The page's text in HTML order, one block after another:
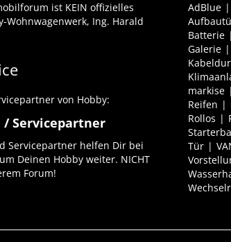
ist KEIN offizielles
Wohnwagenwerk, Ing. Harald
von Hobby:
/ Servicepartner
Servicepartner helfen Dir bei
Deinen Hobby weiter. NICHT
Forum!
AdBlue
Batterie
Galerie
markise
Reifen
Rollos
Tür